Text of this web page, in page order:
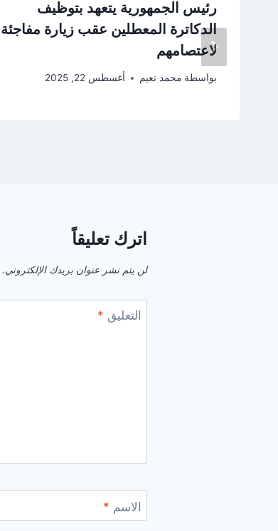
رئيس الجمهورية يتعهد بتوظيف
الدكاترة المعطلين عقب زيارة مفاجئة
لاعتصامهم
بواسطة محمد نعيم أغسطس 22, 2025
اترك تعليقاً
لن يتم نشر عنوان بريدك الإلكتروني.
التعليق *
الاسم *